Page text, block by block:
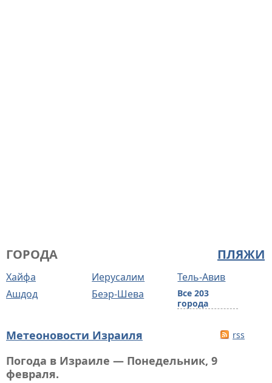
ПЛЯЖИ
ГОРОДА
Хайфа Иерусалим
Тель-Авив
Ашдод
Беэр-Шева
Все 203
города
Метеоновости Израиля rss
Погода в Израиле — Понедельник, 9
февраля.